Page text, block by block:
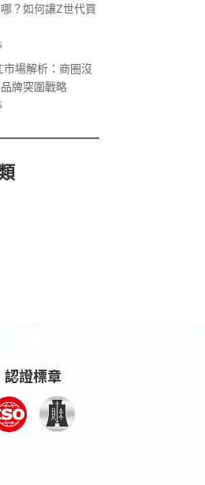
？如何讓Z世代買
市場解析：商圈沒
牌突圍戰略
認證標章